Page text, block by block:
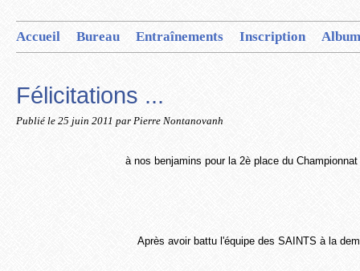
Accueil Bureau Entraînements Inscription
Félicitations ...
Publié le 25 juin 2011 par Pierre Nontanovanh
à nos benjamins pour la 2è place du Championnat
Après avoir battu l'équipe des SAINTS à la